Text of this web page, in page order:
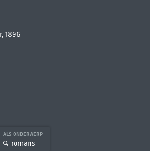
1896
ALS ONDERWERP
romans